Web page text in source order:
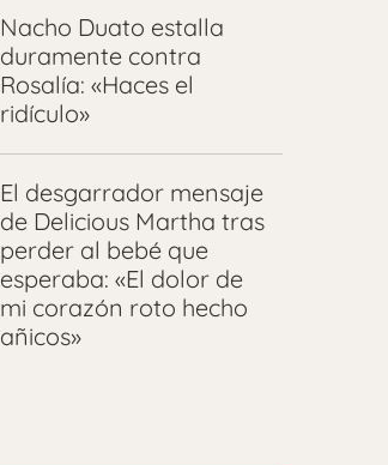
Nacho Duato estalla
duramente contra
Rosalía: «Haces el
ridículo»
El desgarrador mensaje
de Delicious Martha tras
perder al bebé que
esperaba: «El dolor de
mi corazón roto hecho
añicos»